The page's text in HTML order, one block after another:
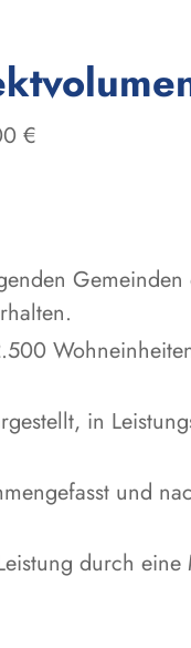
€
in
und
durch